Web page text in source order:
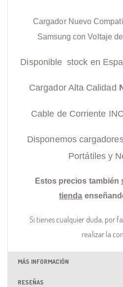
Cargador Nuevo
Samsung con Voltaje de
Disponible stock en
Cargador Alta Calidad
Cable de Corriente
Disponemos
Portátiles y
Estos precios también
tienda
Si tienes cualquier duda, por
realizar la
MÁS INFORMACIÓN
RESEÑAS